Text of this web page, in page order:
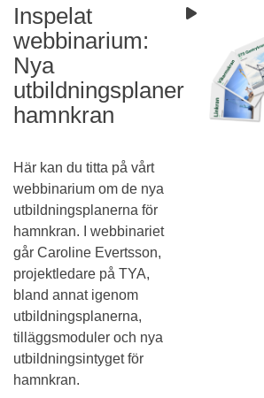
Inspelat
webbinarium:
Nya
utbildningsplaner
hamnkran
Här kan du titta på vårt
webbinarium om de nya
utbildningsplanerna för
hamnkran. I webbinariet
går Caroline Evertsson,
projektledare på TYA,
bland annat igenom
utbildningsplanerna,
tilläggsmoduler och nya
utbildningsintyget för
hamnkran.